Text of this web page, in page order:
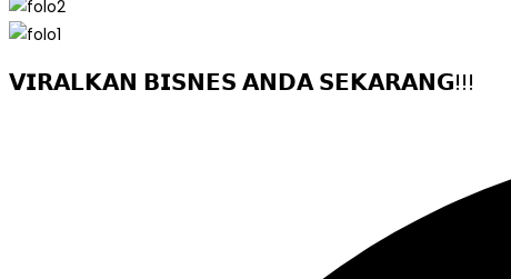
𝗩𝗜𝗥𝗔𝗟𝗞𝗔𝗡 𝗕𝗜𝗦𝗡𝗘𝗦 𝗔𝗡𝗗𝗔 𝗦𝗘𝗞𝗔𝗥𝗔𝗡𝗚!!!